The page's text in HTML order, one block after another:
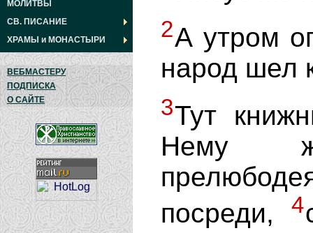
МОЛИТВЫ
СВ. ПИСАНИЕ
ХРАМЫ и МОНАСТЫРИ
ВЕБМАСТЕРУ
ПОДПИСКА
О САЙТЕ
2А утром
народ шел
3Тут
Нему
посреди, 4